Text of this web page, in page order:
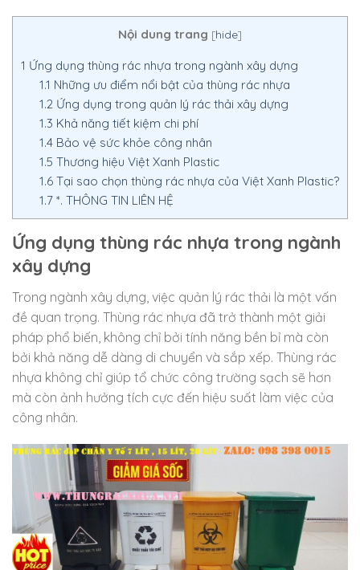
Nội dung trang [hide]
1 Ứng dụng thùng rác nhựa trong ngành xây dựng
1.1 Những ưu điểm nổi bật của thùng rác nhựa
1.2Ứng dụng trong quản lý rác thải xây dựng
1.3 Khả năng tiết kiệm chi phí
1.4Bảo vệ sức khỏe công nhân
1.5 Thương hiệu Việt Xanh Plastic
1.6Tại sao chọn thùng rác nhựa của Việt Xanh Plastic?
1.7*. THÔNG TIN LIÊN HỆ
Ứng dụng thùng rác nhựa trong ngành
xây dựng
Trong ngành xây dựng, việc quản lý rác thải là một vấn
đề quan trọng. Thùng rác nhựa đã trở thành một giải
pháp phổ biến, không chỉ bởi tính năng bền bỉ mà còn
bởi khả năng dễ dàng di chuyển và sắp xếp. Thùng rác
nhựa không chỉ giúp tổ chức công trường sạch sẽ hơn
mà còn ảnh hưởng tích cực đến hiệu suất làm việc của
công nhân.